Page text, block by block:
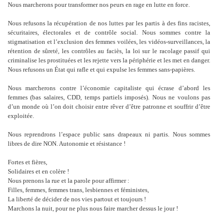
Nous marcherons pour transformer nos peurs en rage en lutte en force.
Nous refusons la récupération de nos luttes par les partis à des fins racistes,
sécuritaires, électorales et de contrôle social. Nous sommes contre la
stigmatisation et l’exclusion des femmes voilées, les vidéos-surveillances, la
rétention de sûreté, les contrôles au faciès, la loi sur le racolage passif qui
criminalise les prostituées et les rejette vers la périphérie et les met en danger.
Nous refusons un État qui rafle et qui expulse les femmes sans-papières.
Nous marcherons contre l’économie capitaliste qui écrase d’abord les
femmes (bas salaires, CDD, temps partiels imposés). Nous ne voulons pas
d’un monde où l’on doit choisir entre rêver d’être patronne et souffrir d’être
exploitée.
Nous reprendrons l’espace public sans drapeaux ni partis. Nous sommes
libres de dire NON. Autonomie et résistance !
Fortes et fières,
Solidaires et en colère !
Nous prenons la rue et la parole pour affirmer :
Filles, femmes, femmes trans, lesbiennes et féministes,
La liberté de décider de nos vies partout et toujours !
Marchons la nuit, pour ne plus nous faire marcher dessus le jour !